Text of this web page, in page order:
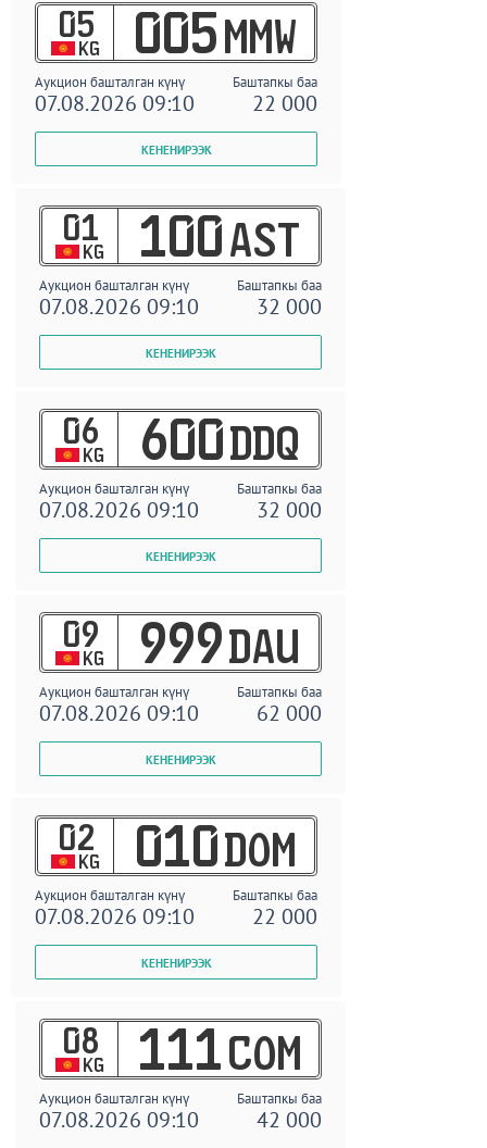
05
KG 005 MMW
Аукцион башталган күнү Баштапкы баа
07.08.2026 09:10 22 000
01
KG 100 AST
Аукцион башталган күнү Баштапкы баа
07.08.2026 09:10 32 000
06
KG 600 DDQ
Аукцион башталган күнү Баштапкы баа
07.08.2026 09:10 32 000
09
KG 999 DAU
Аукцион башталган күнү Баштапкы баа
07.08.2026 09:10 62 000
02
KG 010 DOM
Аукцион башталган күнү Баштапкы баа
07.08.2026 09:10 22 000
08
KG 111 COM
Аукцион башталган күнү Баштапкы баа
07.08.2026 09:10 42 000